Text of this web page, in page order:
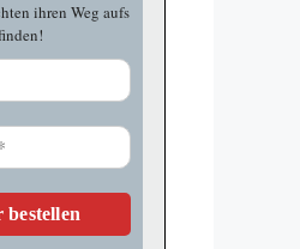
ihren Weg aufs